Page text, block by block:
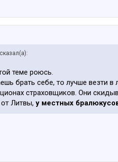
теме роюсь.
брать себе, то лучше везти
страховщиков. Они
Литвы, у местных